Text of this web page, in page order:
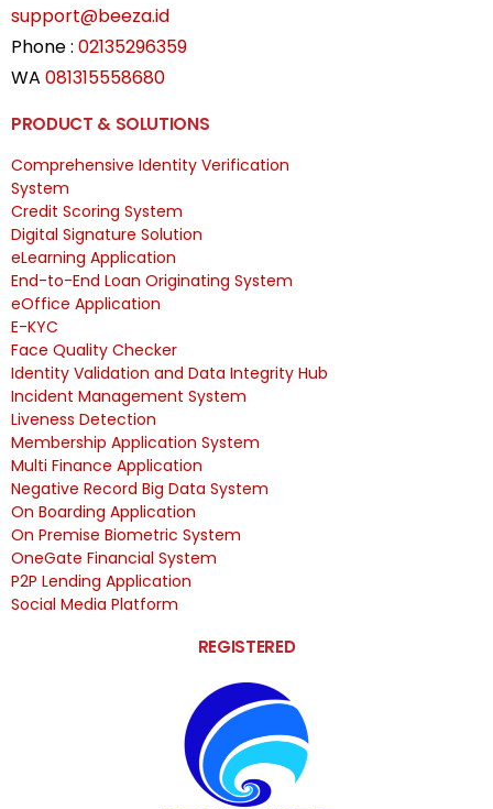
support@beeza.id
Phone : 02135296359
WA 081315558680
PRODUCT & SOLUTIONS
Comprehensive Identity Verification
System
Credit Scoring System
Digital Signature Solution
eLearning Application
End-to-End Loan Originating System
eOffice Application
E-KYC
Face Quality Checker
Identity Validation and Data Integrity Hub
Incident Management System
Liveness Detection
Membership Application System
Multi Finance Application
Negative Record Big Data System
On Boarding Application
On Premise Biometric System
OneGate Financial System
P2P Lending Application
Social Media Platform
REGISTERED